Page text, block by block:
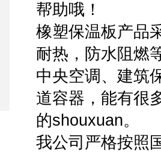
帮助哦！
橡塑保温板产品
耐热，防水阻燃
中央空调、建筑
道容器，能有很
的shouxuan。
我公司严格按照